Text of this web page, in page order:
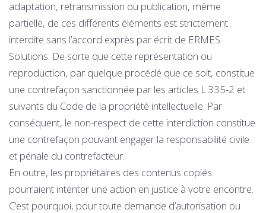
adaptation, retransmission ou publication, même
partielle, de ces différents éléments est strictement
interdite sans l’accord exprès par écrit de ERMES
Solutions. De sorte que cette représentation ou
reproduction, par quelque procédé que ce soit, constitue
une contrefaçon sanctionnée par les articles L.335-2 et
suivants du Code de la propriété intellectuelle. Par
conséquent, le non-respect de cette interdiction constitue
une contrefaçon pouvant engager la responsabilité civile
et pénale du contrefacteur.
En outre, les propriétaires des contenus copiés
pourraient intenter une action en justice à votre encontre.
C’est pourquoi, pour toute demande d’autorisation ou